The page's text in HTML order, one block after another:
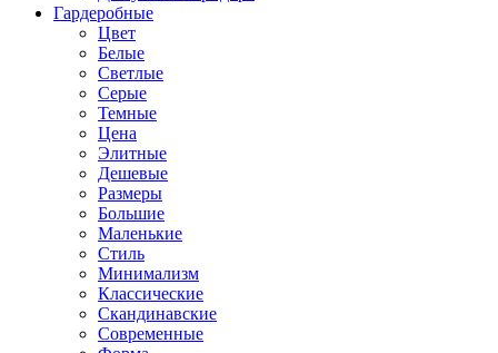
Гардеробные
Цвет
Белые
Светлые
Серые
Темные
Цена
Элитные
Дешевые
Размеры
Большие
Маленькие
Стиль
Минимализм
Классические
Скандинавские
Современные